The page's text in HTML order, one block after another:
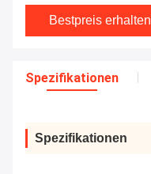
Bestpreis erhalten
Spezifikationen
Spezifikationen